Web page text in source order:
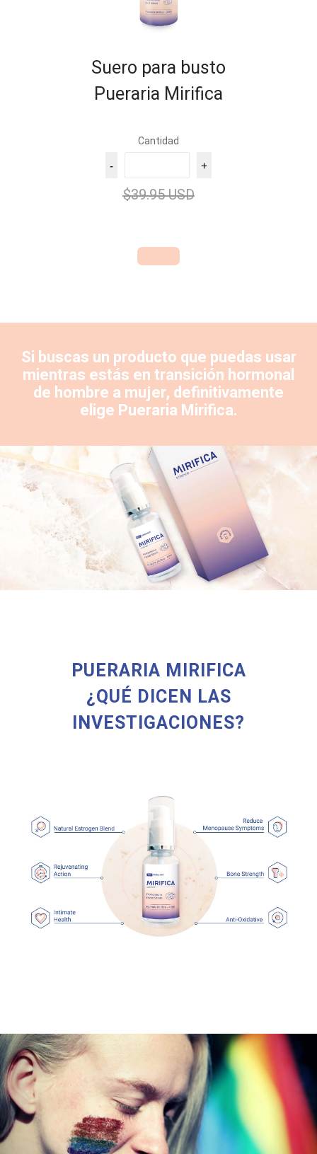
Suero para busto
Pueraria Mirifica
Cantidad
- +
$39.95 USD
Si buscas un producto que puedas usar
mientras estás en transición hormonal
de hombre a mujer, definitivamente
elige Pueraria Mirifica.
PUERARIA MIRIFICA
¿QUÉ DICEN LAS
INVESTIGACIONES?